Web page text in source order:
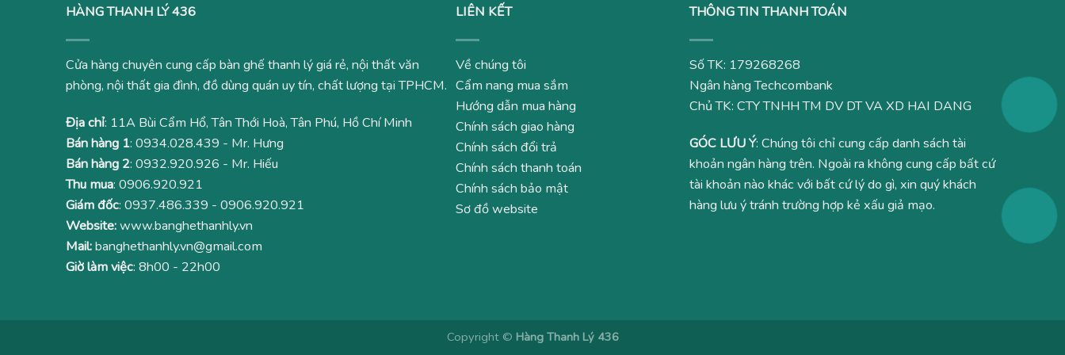
HÀNG THANH LÝ 436
Cửa hàng chuyên cung cấp bàn ghế thanh lý giá rẻ, nội thất văn
phòng, nội thất gia đình, đồ dùng quán uy tín, chất lượng tại TPHCM.
Địa chỉ: 11A Bùi Cẩm Hổ, Tân Thới Hoà, Tân Phú, Hồ Chí Minh
Bán hàng 1: 0934.028.439 - Mr. Hưng
Bán hàng 2: 0932.920.926 - Mr. Hiếu
Thu mua: 0906.920.921
Giám đốc: 0937.486.339 - 0906.920.921
Website:www.banghethanhly.vn
Mail:banghethanhly.vn@gmail.com
Giờ làm việc: 8h00 - 22h00
LIÊN KẾT
Về chúng tôi
Cẩm nang mua sắm
Hướng dẫn mua hàng
Chính sách giao hàng
Chính sách đổi trả
Chính sách thanh toán
Chính sách bảo mật
Sơ đồ website
THÔNG TIN THANH TOÁN
Số TK: 179268268
Ngân hàng Techcombank
Chủ TK: CTY TNHH TM DV DT VA XD HAI DANG
GÓC LƯU Ý: Chúng tôi chỉ cung cấp danh sách tài
khoản ngân hàng trên. Ngoài ra không cung cấp bất cứ
tài khoản nào khác với bất cứ lý do gì, xin quý khách
hàng lưu ý tránh trường hợp kẻ xấu giả mạo.
Copyright © Hàng Thanh Lý 436